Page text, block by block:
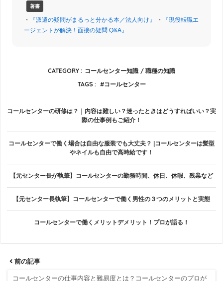
著書
・ 『派遣の疑問がまるっと分かる本／法人向け』 ・
『現役転職エ
ージェントが解決！面接の疑問 Q&A』
CATEGORY : コールセンター知識
職種の知識
TAGS :
コールセンター
コールセンターの研修は？｜内容は難しい？迷ったときはどうすればいい？実
際の仕事例もご紹介！
コールセンターで働く場合は自由な服装でも大丈夫？ |コールセンターは髪型
やネイルも自由で高時給です！
【元センター長が執筆】コールセンターの勤務時間、休日、休暇、残業など
【元センター長執筆】コールセンターで働く男性の３つのメリットと実態
コールセンターで働くメリットデメリット！プロが語る！
前の記事
コールセンターの仕事内容と難易度とは？コールセンターのプロが